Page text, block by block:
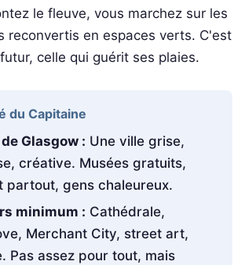
le fleuve, vous marchez sur les
reconvertis en espaces verts. C'est
celle qui guérit ses plaies.
du Capitaine
Glasgow : Une ville grise,
créative. Musées gratuits,
partout, gens chaleureux.
minimum : Cathédrale,
Merchant City, street art,
Pas assez pour tout, mais